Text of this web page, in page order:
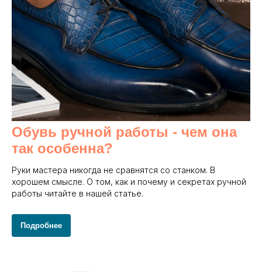
Обувь ручной работы - чем она
так особенна?
Руки мастера никогда не сравнятся со станком. В
хорошем смысле. О том, как и почему и секретах ручной
работы читайте в нашей статье.
Подробнее